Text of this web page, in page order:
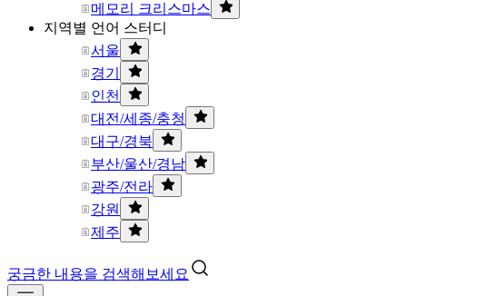
메모리 크리스마스
지역별 언어 스터디
서울
경기
인천
대전/세종/충청
대구/경북
부산/울산/경남
광주/전라
강원
제주
궁금한 내용을 검색해보세요